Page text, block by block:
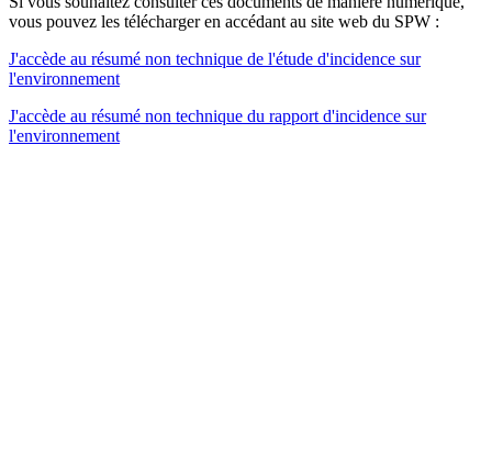
vous pouvez les télécharger en accédant au site web du SPW :
J'accède au résumé non technique de l'étude d'incidence sur
l'environnement
J'accède au résumé non technique du rapport d'incidence sur
l'environnement